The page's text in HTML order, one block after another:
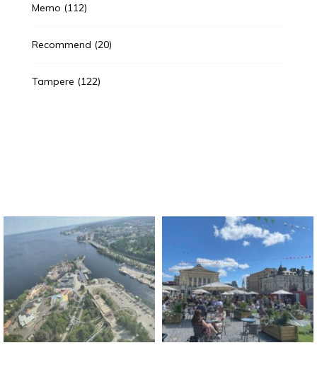
Memo (112)
Recommend (20)
Tampere (122)